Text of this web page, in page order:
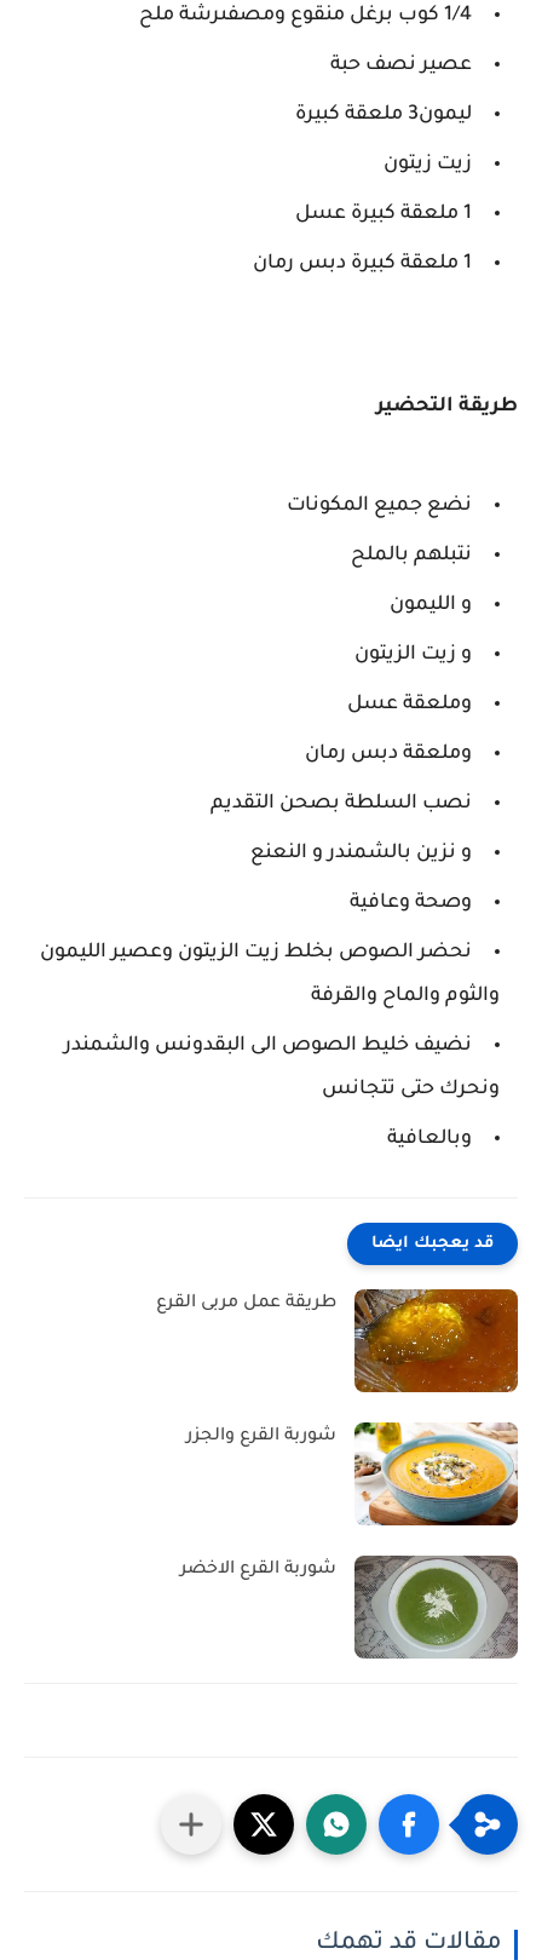
1/4 كوب برغل منقوع ومصفىرشة ملح
عصير نصف حبة
ليمون3 ملعقة كبيرة
زيت زيتون
1 ملعقة كبيرة عسل
1 ملعقة كبيرة دبس رمان
طريقة التحضير
نضع جميع المكونات
نتبلهم بالملح
و الليمون
و زيت الزيتون
وملعقة عسل
وملعقة دبس رمان
نصب السلطة بصحن التقديم
و نزين بالشمندر و النعنع
وصحة وعافية
نحضر الصوص بخلط زيت الزيتون وعصير الليمون
والثوم والماح والقرفة
نضيف خليط الصوص الى البقدونس والشمندر
ونحرك حتى تتجانس
وبالعافية
قد يعجبك ايضا
طريقة عمل مربى القرع
شوربة القرع والجزر
شوربة القرع الاخضر
مقالات قد تهمك